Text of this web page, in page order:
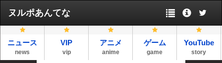
ヌルポあんてな
ニュース
news
VIP
vip
アニメ
anime
ゲーム
game
YouTube
story